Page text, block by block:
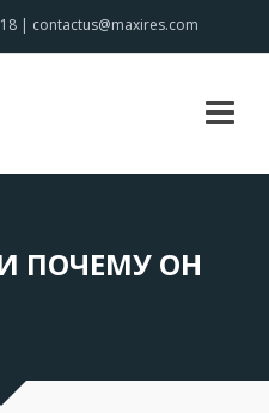
| contactus@maxires.com
ПОЧЕМУ ОН